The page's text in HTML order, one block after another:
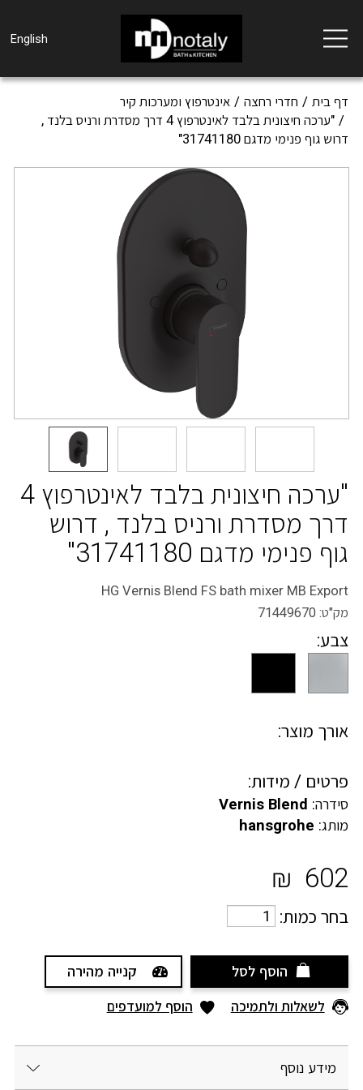
Toggle
navigation
English
דף בית חדרי רחצה
אינטרפוץ ומערכות קיר
"ערכה חיצונית בלבד לאינטרפוץ 4 דרך מסדרת ורניס בלנד ,
דרוש גוף פנימי מדגם 31741180"
"ערכה חיצונית בלבד לאינטרפוץ 4
דרך מסדרת ורניס בלנד , דרוש
גוף פנימי מדגם 31741180"
HG Vernis Blend FS bath mixer MB Export
מק"ט:71449670
צבע:
אורך מוצר:
פרטים / מידות:
סידרה: Vernis Blend
מותג: hansgrohe
602
₪
בחר כמות:
הוסף לסל קנייה מהירה
לשאלות ולתמיכה הוסף למועדפים
מידע נוסף